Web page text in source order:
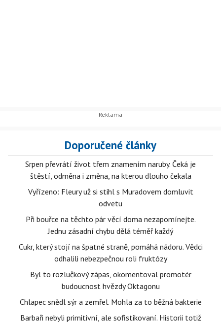
Doporučené články
Srpen převrátí život třem znamením naruby. Čeká je
štěstí, odměna i změna, na kterou dlouho čekala
Vyřízeno: Fleury už si stihl s Muradovem domluvit
odvetu
Při bouřce na těchto pár věcí doma nezapomínejte.
Jednu zásadní chybu dělá téměř každý
Cukr, který stojí na špatné straně, pomáhá nádoru. Vědci
odhalili nebezpečnou roli fruktózy
Byl to rozlučkový zápas, okomentoval promotér
budoucnost hvězdy Oktagonu
Chlapec snědl sýr a zemřel. Mohla za to běžná bakterie
Barbaři nebyli primitivní, ale sofistikovaní. Historii totiž